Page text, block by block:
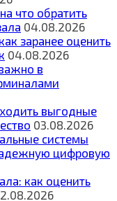
что обратить
04.08.2026
заранее оценить
04.08.2026
в
выгодные
03.08.2026
системы
цифровую
как оценить